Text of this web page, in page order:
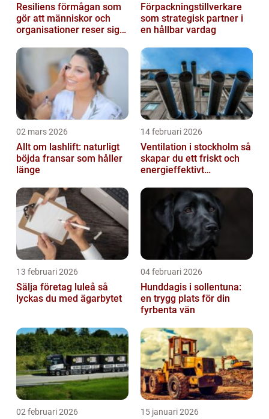
Resiliens förmågan som
gör att människor och
organisationer reser sig
Förpackningstillverkare
som strategisk partner i
en hållbar vardag
02 mars 2026
Allt om lashlift: naturligt
böjda fransar som håller
länge
14 februari 2026
Ventilation i stockholm så
skapar du ett friskt och
energieffektivt
13 februari 2026
Sälja företag luleå så
lyckas du med ägarbytet
04 februari 2026
Hunddagis i sollentuna:
en trygg plats för din
fyrbenta vän
02 februari 2026 15 januari 2026